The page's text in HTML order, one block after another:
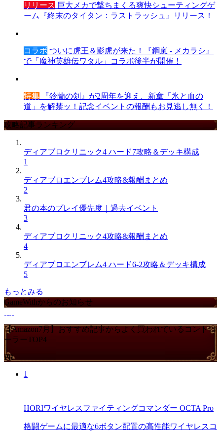
リリース 巨大メカで撃ちまくる爽快シューティングゲ
ーム『終末のタイタン：ラストラッシュ』リリース！
コラボ ついに虎王＆影虎が来た！『鋼嵐 - メカラシ』
で「魔神英雄伝ワタル」コラボ後半が開催！
特集 『鈴蘭の剣』が2周年を迎え、新章「氷と血の
道」を解禁ッ！記念イベントの報酬もお見逃し無く！
攻略記事ランキング
ディアブロクリニック4 ハード7攻略＆デッキ構成
1
ディアブロエンブレム4攻略&報酬まとめ
2
君の本のプレイ優先度｜過去イベント
3
ディアブロクリニック4攻略&報酬まとめ
4
ディアブロエンブレム4 ハード6-2攻略＆デッキ構成
5
もっとみる
GameWithからのお知らせ
【Amazon7月】おすすめ記事からよく買われているコントロ
ーラーTOP4
PR
1
HORIワイヤレスファイティングコマンダー OCTA Pro
格闘ゲームに最適な6ボタン配置の高性能ワイヤレスコ